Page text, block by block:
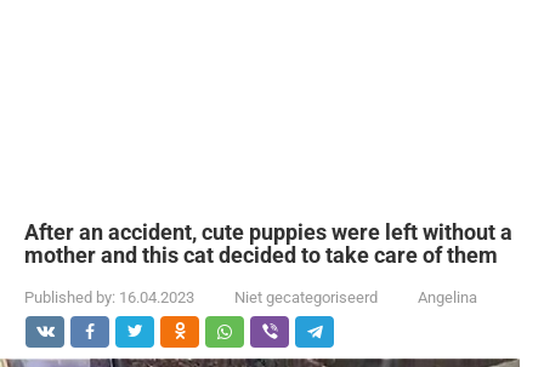
After an accident, cute puppies were left without a
mother and this cat decided to take care of them
Published by: 16.04.2023 Niet gecategoriseerd Angelina